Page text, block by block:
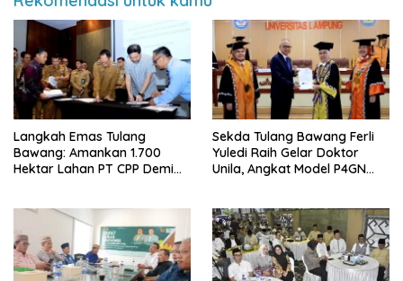
Langkah Emas Tulang
Bawang: Amankan 1.700
Hektar Lahan PT CPP Demi
Sekda Tulang Bawang Ferli
Yuledi Raih Gelar Doktor
Unila, Angkat Model P4GN